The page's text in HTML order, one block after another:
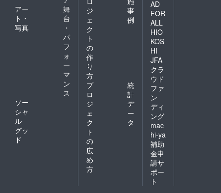
アー
ト・
写真
舞
台
・
パ
フ
ォ
ー
マ
ン
ス
ソー
シャ
ル
グッ
ド
ジ
ェ
ク
ト
の
作
り
方
事
例
プ
ロ
ジ
ェ
ク
ト
の
広
め
方
統
計
デ
ー
タ
AD
FOR
ALL
HIO
KOS
HI
JFA
クラ
ウド
ファ
ン
ディ
ング
mac
hi-ya
補助
金申
請サ
ポー
ト